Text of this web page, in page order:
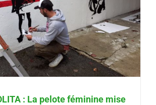
: La pelote féminine mise